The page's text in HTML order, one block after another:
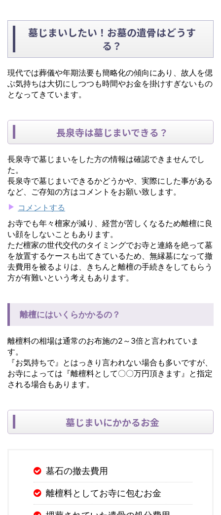
墓じまいしたい！お墓の遺骨はどうす
る？
現代では葬儀や年期法要も簡略化の傾向にあり、故人を偲
ぶ気持ちは大切にしつつも時間やお金を掛けすぎないもの
となってきています。
長泉寺は墓じまいできる？
長泉寺で墓じまいをした方の情報は確認できませんでし
た。
長泉寺で墓じまいできるかどうかや、実際にした事がある
など、ご存知の方はコメントをお願い致します。
コメントする
お寺でも年々檀家が減り、経営が苦しくなるため離檀に良
い顔をしないこともあります。
ただ檀家の世代交代のタイミングでお寺と連絡を絶って墓
を放置するケースも出てきているため、無縁墓になって撤
去費用を被るよりは、きちんと離檀の手続きをしてもらう
方が有難いという考えもあります。
離檀にはいくらかかるの？
離檀料の相場は通常のお布施の2～3倍と言われていま
す。
『お気持ちで』とはっきり言われない場合も多いですが、
お寺によっては『離檀料として〇〇万円頂きます』と指定
される場合もあります。
墓じまいにかかるお金
墓石の撤去費用
離檀料としてお寺に包むお金